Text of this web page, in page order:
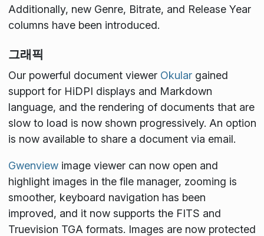
Additionally, new Genre, Bitrate, and Release Year
columns have been introduced.
그래픽
Our powerful document viewer Okulargained
support for HiDPI displays and Markdown
language, and the rendering of documents that are
slow to load is now shown progressively. An option
is now available to share a document via email.
Gwenviewimage viewer can now open and
highlight images in the file manager, zooming is
smoother, keyboard navigation has been
improved, and it now supports the FITS and
Truevision TGA formats. Images are now protected